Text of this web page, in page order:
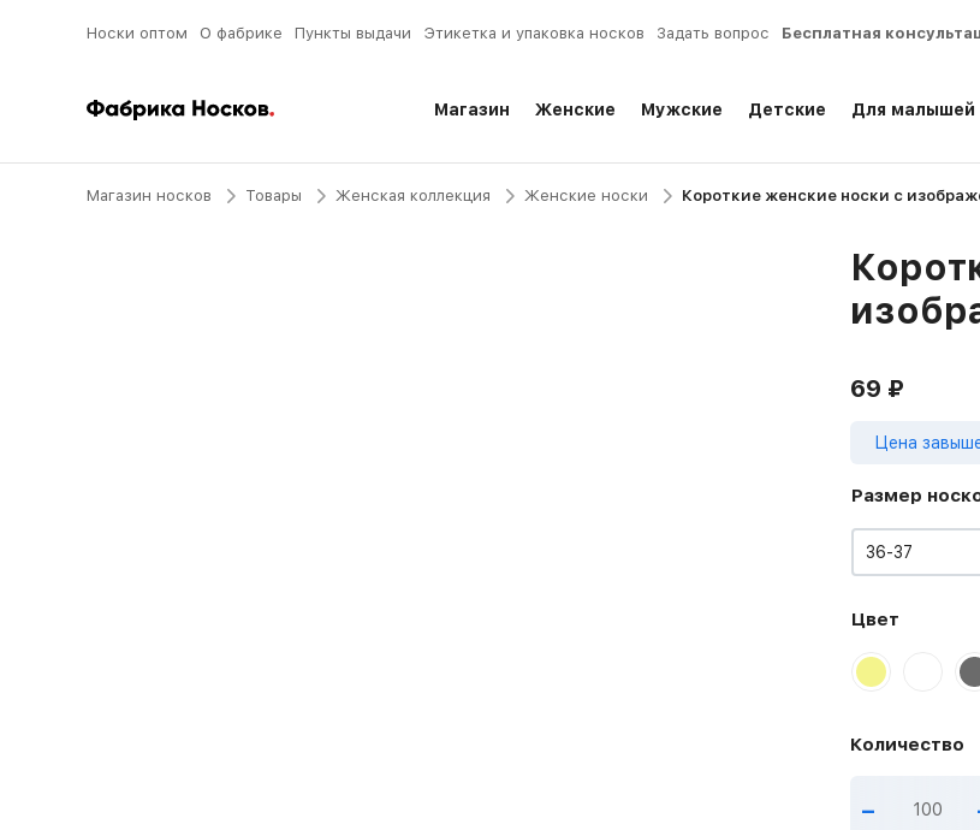
Носки оптом О фабрике Пункты выдачи Этикетка и упаковка носков Задать вопрос Бесплатная
Магазин Женские Мужские Детские Для малышей
Магазин носков Товары Женская коллекция Женские носки Короткие женские носки с
69 ₽
Цена
Размер
36-37
Цвет
–